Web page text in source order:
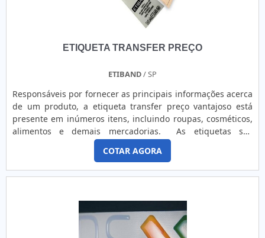
ETIQUETA TRANSFER PREÇO
ETIBAND/ SP
Responsáveis por fornecer as principais informações acerca
de um produto, a etiqueta transfer preço vantajoso está
presente em inúmeros itens, incluindo roupas, cosméticos,
alimentos e demais mercadorias. As etiquetas são
desenvolvidas em acordo com padrões técnicos impostos
pelo Instituto Nacional de Metrologia, Qualidade e
Tecnologia (Inmetro), para que seja possível visualizar todas
adquirir a etiqueta transfer equivalente aos benefícios, é
necessário encontrar uma boa fabricante, que ofereça um
COTAR AGORA